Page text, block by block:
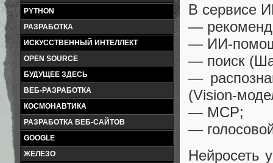
PYTHON
РАЗРАБОТКА
ИСКУССТВЕННЫЙ ИНТЕЛЛЕКТ
OPEN SOURCE
БУДУЩЕЕ ЗДЕСЬ
ВЕБ-РАЗРАБОТКА
КОСМОНАВТИКА
РАЗРАБОТКА ВЕБ-САЙТОВ
GOOGLE
ЖЕЛЕЗО
В сервисе
—
—
— поиск
—
— MCP;
—
Нейросеть